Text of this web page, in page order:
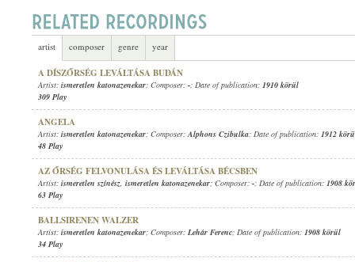
artist composer genre year
A DÍSZŐRSÉG LEVÁLTÁSA BUDÁN
Artist: ismeretlen katonazenekar; Composer: -; Date of publication: 1910 körül
309 Play
ANGELA
Artist: ismeretlen katonazenekar; Composer:Alphons Czibulka; Date of publication: 1912
48 Play
AZ ŐRSÉG FELVONULÁSA ÉS LEVÁLTÁSA BÉCSBEN
Artist: ismeretlen színész, ismeretlen katonazenekar; Composer: -; Date of publication: 1908
63 Play
BALLSIRENEN WALZER
Artist: ismeretlen katonazenekar; Composer: Lehár Ferenc; Date of publication: 1908 körül
34 Play